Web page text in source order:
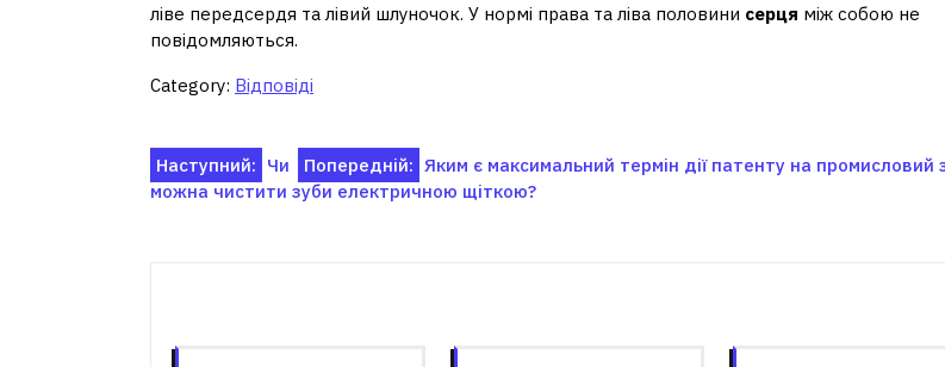
ліве передсердя та лівий шлуночок. У нормі права та ліва половини серця між собою не
повідомляються.
Category: Відповіді
НавігаціяПопередній: Яким є максимальний термін дії патенту на промисловий
Наступний: Чи
можна чистити зуби електричною щіткою?